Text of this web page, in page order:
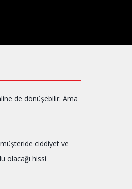
de dönüşebilir. Ama
müşteride ciddiyet ve
olacağı hissi